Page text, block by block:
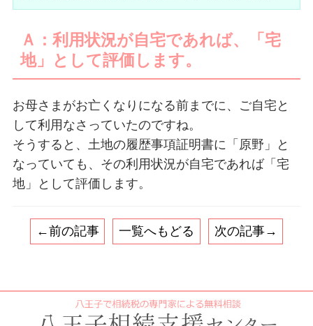
Ａ：利用状況が自宅であれば、「宅
地」として評価します。
お母さまがお亡くなりになる前までに、ご自宅と
して利用なさっていたのですね。
そうすると、土地の履歴事項証明書に「原野」と
なっていても、その利用状況が自宅であれば「宅
地」として評価します。
←前の記事 一覧へもどる 次の記事→